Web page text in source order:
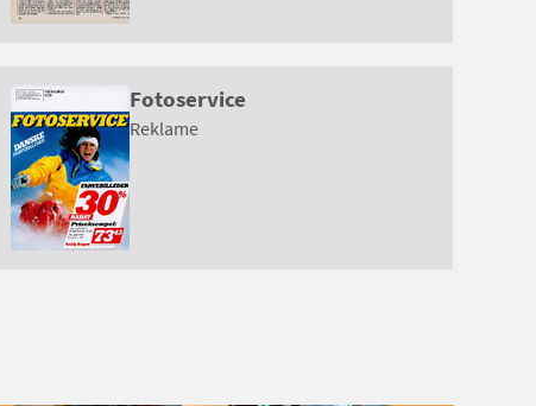
Fotoservice
Reklame